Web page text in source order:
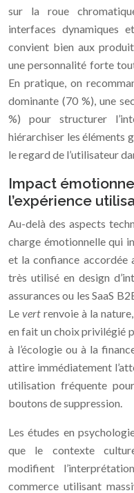
sur la roue
interfaces dynamiques
convient bien aux
une personnalité forte
En pratique, on
dominante (70 %), une
%) pour structurer
hiérarchiser les éléments
le regard de l’utilisateur
Impact
l’expérience
Au-delà des aspects
charge émotionnelle qui
et la confiance accordée
très utilisé en design
assurances ou les SaaS
Levertrenvoie à la
en fait un choix privilégié
à l’écologie ou à la
attire immédiatement
utilisation fréquente
boutons de suppression.
Les études en
que le contexte
modifient
commerce utilisant